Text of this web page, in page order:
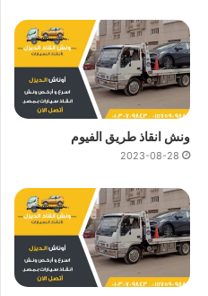
ونش انقاذ طريق الفيوم
2023-08-28